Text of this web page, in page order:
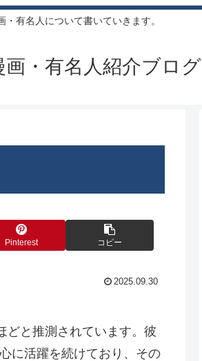
有名人について書いていきます。
画・有名人紹介ブログ
Pinterest コピー
2025.09.30
どと推測されています。彼
に活躍を続けており、その